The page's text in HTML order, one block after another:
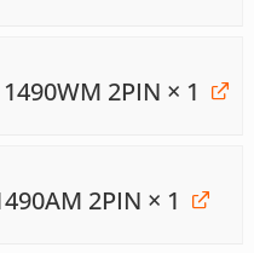
2PIN × 1
2PIN × 1